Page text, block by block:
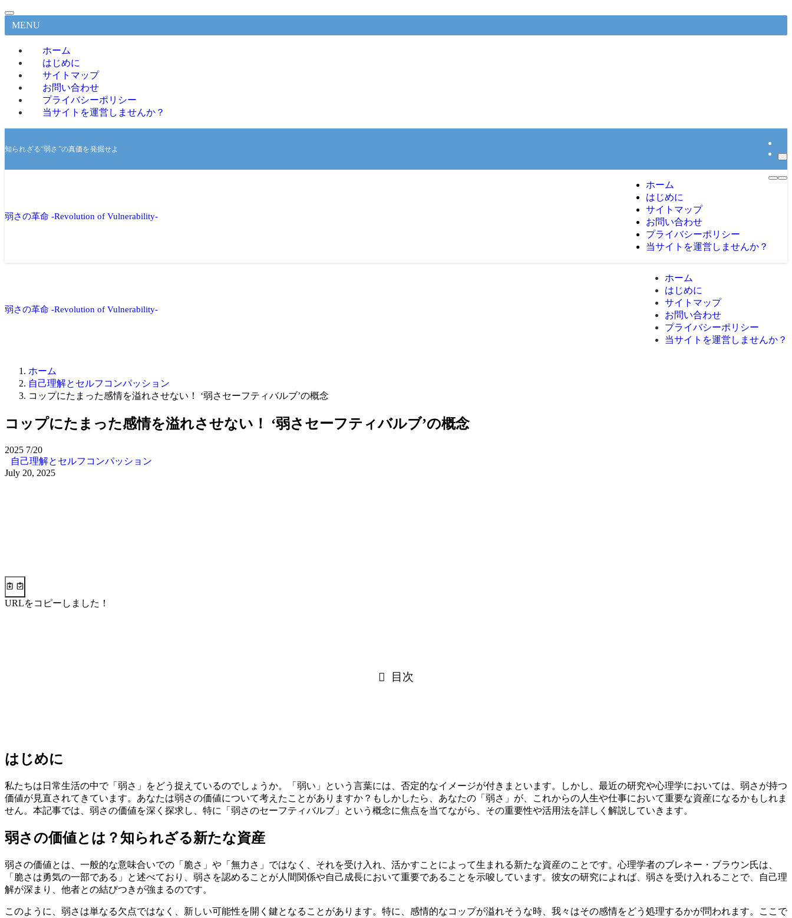
MENU
ホーム
はじめに
サイトマップ
お問い合わせ
プライバシーポリシー
当サイトを運営しませんか？
知られざる“弱さ”の真価を発掘せよ
弱さの革命 -Revolution of Vulnerability-
ホーム
はじめに
サイトマップ
お問い合わせ
プライバシーポリシー
当サイトを運営しませんか？
弱さの革命 -Revolution of Vulnerability-
ホーム
はじめに
サイトマップ
お問い合わせ
プライバシーポリシー
当サイトを運営しませんか？
ホーム
自己理解とセルフコンパッション
コップにたまった感情を溢れさせない！ ‘弱さセーフティバルブ’の概念
コップにたまった感情を溢れさせない！ ‘弱さセーフティバルブ’の概念
2025 7/20
自己理解とセルフコンパッション
July 20, 2025
URLをコピーしました！
目次
はじめに
私たちは日常生活の中で「弱さ」をどう捉えているのでしょうか。「弱い」という言葉には、否定的なイメージが付きまといます。しかし、最近の研究や心理学においては、弱さが持つ
価値が見直されてきています。あなたは弱さの価値について考えたことがありますか？もしかしたら、あなたの「弱さ」が、これからの人生や仕事において重要な資産になるかもしれま
せん。本記事では、弱さの価値を深く探求し、特に「弱さのセーフティバルブ」という概念に焦点を当てながら、その重要性や活用法を詳しく解説していきます。
弱さの価値とは？知られざる新たな資産
弱さの価値とは、一般的な意味合いでの「脆さ」や「無力さ」ではなく、それを受け入れ、活かすことによって生まれる新たな資産のことです。心理学者のブレネー・ブラウン氏は、
「脆さは勇気の一部である」と述べており、弱さを認めることが人間関係や自己成長において重要であることを示唆しています。彼女の研究によれば、弱さを受け入れることで、自己理
解が深まり、他者との結びつきが強まるのです。
このように、弱さは単なる欠点ではなく、新しい可能性を開く鍵となることがあります。特に、感情的なコップが溢れそうな時、我々はその感情をどう処理するかが問われます。ここで